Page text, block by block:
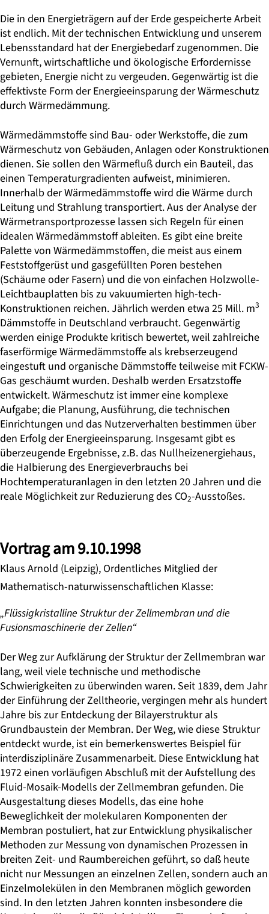
Die in den Energieträgern auf der Erde gespeicherte Arbeit
ist endlich. Mit der technischen Entwicklung und unserem
Lebensstandard hat der Energiebedarf zugenommen. Die
Vernunft, wirtschaftliche und ökologische Erfordernisse
gebieten, Energie nicht zu vergeuden. Gegenwärtig ist die
effektivste Form der Energieeinsparung der Wärmeschutz
durch Wärmedämmung.
Wärmedämmstoffe sind Bau- oder Werkstoffe, die zum
Wärmeschutz von Gebäuden, Anlagen oder Konstruktionen
dienen. Sie sollen den Wärmefluß durch ein Bauteil, das
einen Temperaturgradienten aufweist, minimieren.
Innerhalb der Wärmedämmstoffe wird die Wärme durch
Leitung und Strahlung transportiert. Aus der Analyse der
Wärmetransportprozesse lassen sich Regeln für einen
idealen Wärmedämmstoff ableiten. Es gibt eine breite
Palette von Wärmedämmstoffen, die meist aus einem
Feststoffgerüst und gasgefüllten Poren bestehen
(Schäume oder Fasern) und die von einfachen Holzwolle-
Leichtbauplatten bis zu vakuumierten high-tech-
Konstruktionen reichen. Jährlich werden etwa 25 Mill. m3
Dämmstoffe in Deutschland verbraucht. Gegenwärtig
werden einige Produkte kritisch bewertet, weil zahlreiche
faserförmige Wärmedämmstoffe als krebserzeugend
eingestuft und organische Dämmstoffe teilweise mit FCKW-
Gas geschäumt wurden. Deshalb werden Ersatzstoffe
entwickelt. Wärmeschutz ist immer eine komplexe
Aufgabe; die Planung, Ausführung, die technischen
Einrichtungen und das Nutzerverhalten bestimmen über
den Erfolg der Energieeinsparung. Insgesamt gibt es
überzeugende Ergebnisse, z.B. das Nullheizenergiehaus,
die Halbierung des Energieverbrauchs bei
Hochtemperaturanlagen in den letzten 20 Jahren und die
reale Möglichkeit zur Reduzierung des CO2-Ausstoßes.
Vortrag am 9.10.1998
Klaus Arnold (Leipzig), Ordentliches Mitglied der
Mathematisch-naturwissenschaftlichen Klasse:
„Flüssigkristalline Struktur der Zellmembran und die
Fusionsmaschinerie der Zellen“
Der Weg zur Aufklärung der Struktur der Zellmembran war
lang, weil viele technische und methodische
Schwierigkeiten zu überwinden waren. Seit 1839, dem Jahr
der Einführung der Zelltheorie, vergingen mehr als hundert
Jahre bis zur Entdeckung der Bilayerstruktur als
Grundbaustein der Membran. Der Weg, wie diese Struktur
entdeckt wurde, ist ein bemerkenswertes Beispiel für
interdisziplinäre Zusammenarbeit. Diese Entwicklung hat
1972 einen vorläufigen Abschluß mit der Aufstellung des
Fluid-Mosaik-Modells der Zellmembran gefunden. Die
Ausgestaltung dieses Modells, das eine hohe
Beweglichkeit der molekularen Komponenten der
Membran postuliert, hat zur Entwicklung physikalischer
Methoden zur Messung von dynamischen Prozessen in
breiten Zeit- und Raumbereichen geführt, so daß heute
nicht nur Messungen an einzelnen Zellen, sondern auch an
Einzelmolekülen in den Membranen möglich geworden
sind. In den letzten Jahren konnten insbesondere die